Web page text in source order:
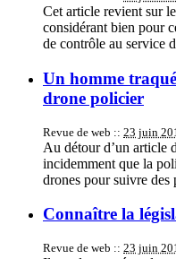
Cet article revient sur
considérant bien pour
de contrôle au service
Un homme
drone policier
Revue de web :: 23 juin
Au détour d’un article
incidemment que la
drones pour suivre des
Connaître la
Revue de web :: 23 juin